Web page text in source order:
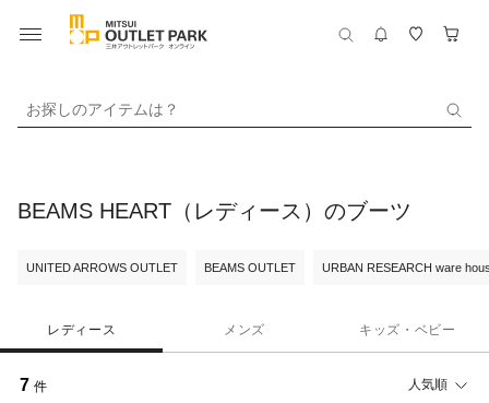
お探しのアイテムは？
BEAMS HEART（レディース）のブーツ
UNITED ARROWS OUTLET BEAMS OUTLET URBAN RESEARCH ware
レディース メンズ キッズ・ベビー
7 件 人気順